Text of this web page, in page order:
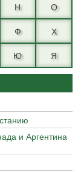
Н
О
Ф
Х
Ю Я
и Аргентина